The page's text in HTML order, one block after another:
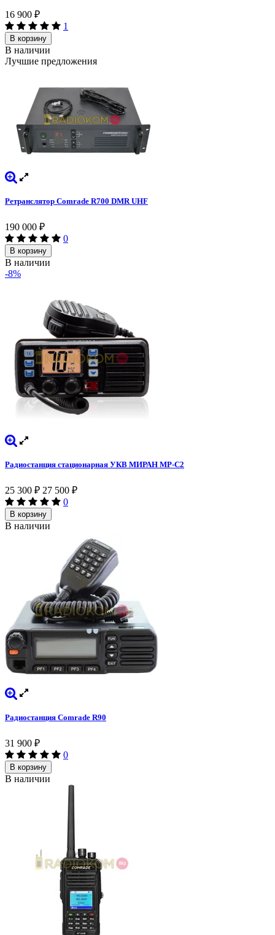
16 900 ₽
1
В корзину
В наличии
Лучшие предложения
Ретранслятор Comrade R700 DMR UHF
190 000 ₽
0
В корзину
В наличии
-8%
Радиостанция стационарная УКВ МИРАН МР-С2
25 300 ₽ 27 500 ₽
0
В корзину
В наличии
Радиостанция Comrade R90
31 900 ₽
0
В корзину
В наличии